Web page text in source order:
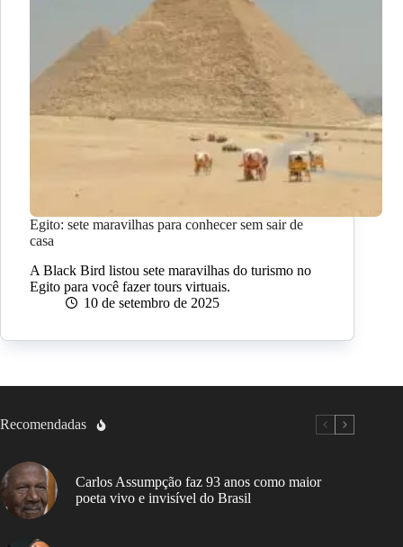
Egito: sete maravilhas para conhecer sem sair de
casa
A Black Bird listou sete maravilhas do turismo no
Egito para você fazer tours virtuais.
10 de setembro de 2025
Recomendadas
Carlos Assumpção faz 93 anos como maior
poeta vivo e invisível do Brasil